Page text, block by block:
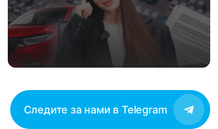
Следите за нами в Telegram